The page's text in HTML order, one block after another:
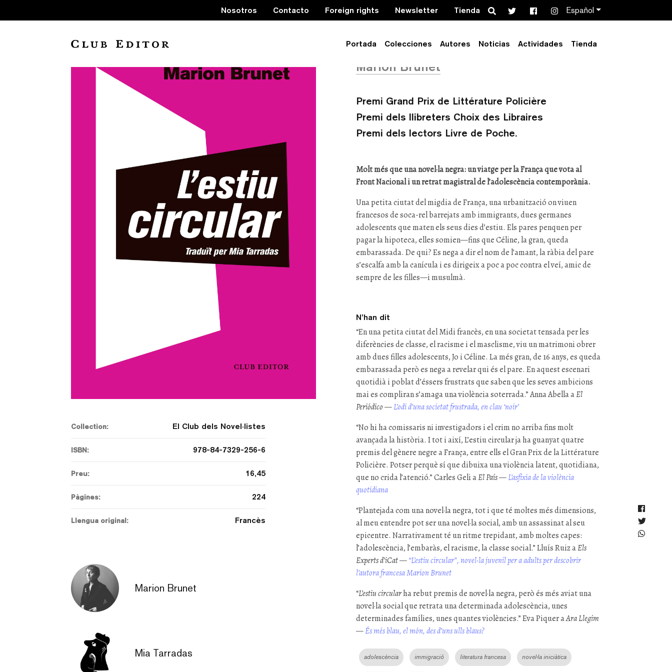
Nosotros Contacto Foreign rights Newsletter Tienda Search Español
Portada Colecciones Autores Noticias Actividades Tienda
Collection: El Club dels Novel·listes
ISBN: 978-84-7329-256-6
Preu: 16,45
Pàgines: 224
Llengua original: Francès
Marion Brunet
Mia Tarradas
L’estiu circular
Marion Brunet
Premi Grand Prix de Littérature Policière
Premi dels llibreters Choix des Libraires
Premi dels lectors Livre de Poche.
Molt més que una novel·la negra: un viatge per la França que vota al
Front Nacional i un retrat magistral de l’adolescència contemporània.
Una petita ciutat del migdia de França, una urbanització on viuen
francesos de soca-rel barrejats amb immigrants, dues germanes
adolescents que maten els seus dies d’estiu. Els pares penquen per
pagar la hipoteca, elles somien—fins que Céline, la gran, queda
embarassada. De qui? Es nega a dir el nom de l’amant, la ràbia del pare
s’escalfa amb la canícula i es dirigeix a poc a poc contra el veí, amic de
sempre de les filles—i musulmà.
N’han dit
“En una petita ciutat del Midi francès, en una societat tensada per les
diferències de classe, el racisme i el masclisme, viu un matrimoni obrer
amb dues filles adolescents, Jo i Céline. La més gran, de 16 anys, es queda
embarassada però es nega a revelar qui és el pare. En aquest escenari
quotidià i poblat d’éssers frustrats que saben que les seves ambicions
mai es compliran s’amaga una violència soterrada.” Anna Abella aEl
Periódico—L’odi d’una societat frustrada, en clau ‘noir’
“No hi ha comissaris ni investigadors i el crim no arriba fins molt
avançada la història. I tot i així, L’estiu circular ja ha guanyat quatre
premis del gènere negre a França, entre ells el Gran Prix de la Littérature
Policière. Potser perquè sí que dibuixa una violència latent, quotidiana,
que no crida l’atenció.” Carles Geli aEl País—L’asfíxia de la violència
quotidiana
“Plantejada com una novel·la negra, tot i que té moltes més dimensions,
al meu entendre pot ser una novel·la social, amb un assassinat al seu
epicentre. Narrativament té un ritme trepidant, amb moltes capes:
l’adolescència, l’embaràs, el racisme, la classe social.” Lluís Ruiz aEls
Experts d’iCat—“L’estiu circular”, novel·la juvenil per a adults per descobrir
l’autora francesa Marion Brunet
“L’estiu circularha rebut premis de novel·la negra, però és més aviat una
novel·la social que retrata una determinada adolescència, unes
determinades famílies, unes quantes violències.” Eva Piquer aAra Llegim
—És més blau, el món, des d’uns ulls blaus?
adolescència immigració literatura francesa novel·la iniciàtica